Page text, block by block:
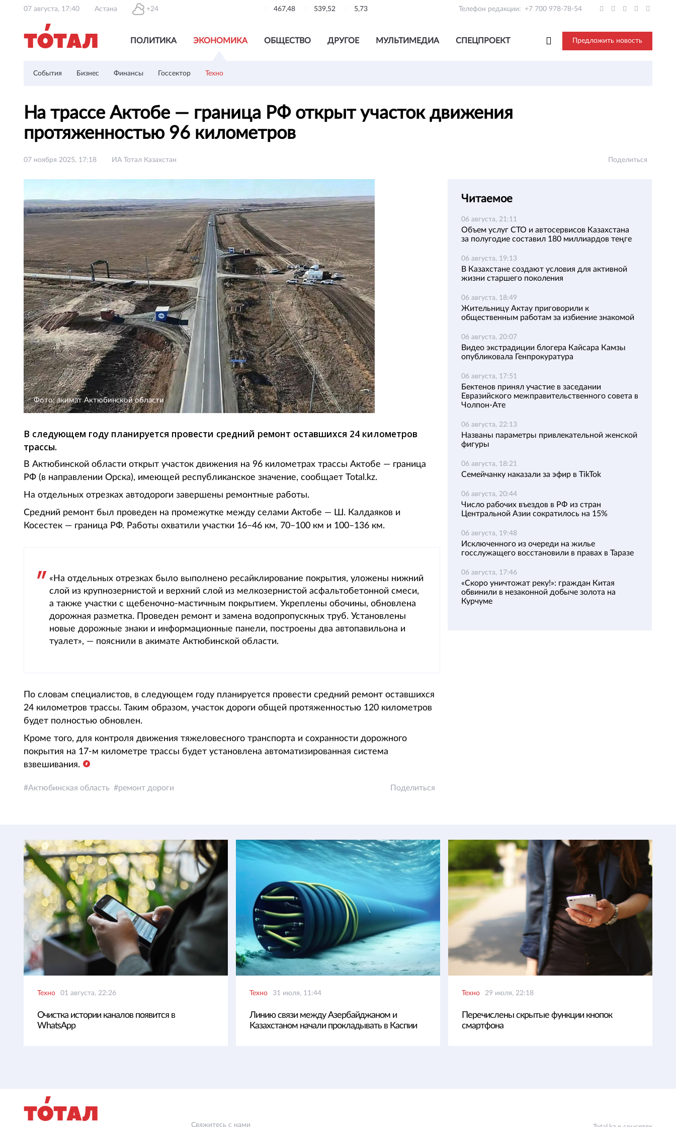
07 августа, 17:40 Астана +24 467,48 539,52 5,73 Телефон редакции: +7 700 978-78-54
ПОЛИТИКА ЭКОНОМИКА ОБЩЕСТВО ДРУГОЕ МУЛЬТИМЕДИА СПЕЦПРОЕКТ Предложить новость
События Бизнес Финансы Госсектор Техно
На трассе Актобе — граница РФ открыт участок движения
протяженностью 96 километров
07 ноября 2025, 17:18 ИА Тотал Казахстан Поделиться
Фото: акимат Актюбинской области
В следующем году планируется провести средний ремонт оставшихся 24 километров
трассы.
В Актюбинской области открыт участок движения на 96 километрах трассы Актобе — граница
РФ (в направлении Орска), имеющей республиканское значение, сообщает Total.kz.
На отдельных отрезках автодороги завершены ремонтные работы.
Средний ремонт был проведен на промежутке между селами Актобе — Ш. Калдаяков и
Косестек — граница РФ. Работы охватили участки 16–46 км, 70–100 км и 100–136 км.
«На отдельных отрезках было выполнено ресайклирование покрытия, уложены нижний
слой из крупнозернистой и верхний слой из мелкозернистой асфальтобетонной смеси,
а также участки с щебеночно-мастичным покрытием. Укреплены обочины, обновлена
дорожная разметка. Проведен ремонт и замена водопропускных труб. Установлены
новые дорожные знаки и информационные панели, построены два автопавильона и
туалет», — пояснили в акимате Актюбинской области.
По словам специалистов, в следующем году планируется провести средний ремонт оставшихся
24 километров трассы. Таким образом, участок дороги общей протяженностью 120 километров
будет полностью обновлен.
Кроме того, для контроля движения тяжеловесного транспорта и сохранности дорожного
покрытия на 17-м километре трассы будет установлена автоматизированная система
взвешивания.
Актюбинская область ремонт дороги Поделиться
Читаемое
06 августа, 21:11
Объем услуг СТО и автосервисов Казахстана
за полугодие составил 180 миллиардов теңге
06 августа, 19:13
В Казахстане создают условия для активной
жизни старшего поколения
06 августа, 18:49
Жительницу Актау приговорили к
общественным работам за избиение знакомой
06 августа, 20:07
Видео экстрадиции блогера Кайсара Камзы
опубликовала Генпрокуратура
06 августа, 17:51
Бектенов принял участие в заседании
Евразийского межправительственного совета в
Чолпон-Ате
06 августа, 22:13
Названы параметры привлекательной женской
фигуры
06 августа, 18:21
Семейчанку наказали за эфир в TikTok
06 августа, 20:44
Число рабочих въездов в РФ из стран
Центральной Азии сократилось на 15%
06 августа, 19:48
Исключенного из очереди на жилье
госслужащего восстановили в правах в Таразе
06 августа, 17:46
«Скоро уничтожат реку!»: граждан Китая
обвинили в незаконной добыче золота на
Курчуме
Техно 01 августа, 22:26
Очистка истории каналов появится в
WhatsApp
Техно 31 июля, 11:44
Линию связи между Азербайджаном и
Казахстаном начали прокладывать в Каспии
Техно 29 июля, 22:18
Перечислены скрытые функции кнопок
смартфона
Свяжитесь с нами